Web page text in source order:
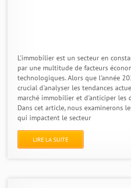
L'immobilier est un secteur en
par une multitude de facteurs
technologiques. Alors que l'année
crucial d'analyser les tendances
marché immobilier et d'anticiper les
Dans cet article, nous examinerons
qui impactent le secteur
LIRE LA SUITE